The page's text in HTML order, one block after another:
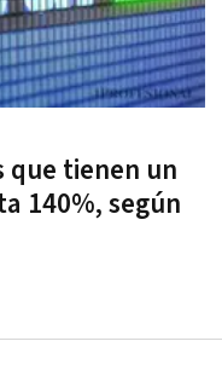
que tienen un
140%, según